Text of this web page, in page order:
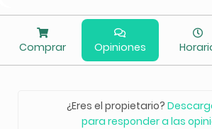
Comprar Opiniones
¿Eres el propietario?
para responder a las